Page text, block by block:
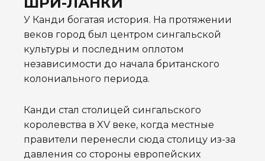
У Канди богатая история. На протяжении
веков город был центром сингальской
культуры и последним оплотом
независимости до начала британского
колониального периода.
Канди стал столицей сингальского
королевства в XV веке, когда местные
правители перенесли сюда столицу из-за
давления со стороны европейских